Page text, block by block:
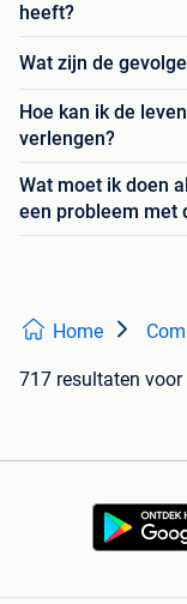
heeft?
Wat zijn de
Hoe kan ik de
verlengen?
Wat moet ik doen
een probleem met
Home
717 resultaten voor